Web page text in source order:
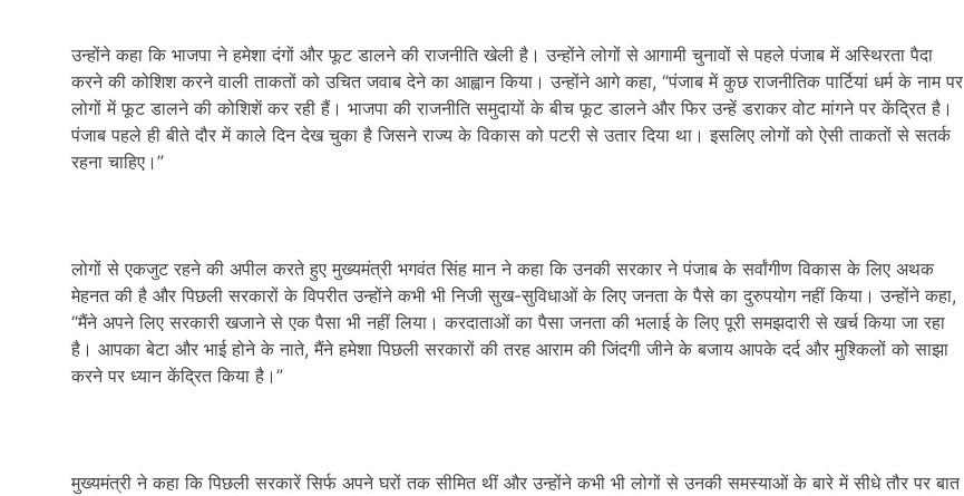
उन्होंने कहा कि भाजपा ने हमेशा दंगों और फूट डालने की राजनीति खेली है। उन्होंने लोगों से आगामी चुनावों से पहले पंजाब में अस्थिरता पैदा
करने की कोशिश करने वाली ताकतों को उचित जवाब देने का आह्वान किया। उन्होंने आगे कहा, “पंजाब में कुछ राजनीतिक पार्टियां धर्म के नाम पर
लोगों में फूट डालने की कोशिशें कर रही हैं। भाजपा की राजनीति समुदायों के बीच फूट डालने और फिर उन्हें डराकर वोट मांगने पर केंद्रित है।
पंजाब पहले ही बीते दौर में काले दिन देख चुका है जिसने राज्य के विकास को पटरी से उतार दिया था। इसलिए लोगों को ऐसी ताकतों से सतर्क
रहना चाहिए।”
लोगों से एकजुट रहने की अपील करते हुए मुख्यमंत्री भगवंत सिंह मान ने कहा कि उनकी सरकार ने पंजाब के सर्वांगीण विकास के लिए अथक
मेहनत की है और पिछली सरकारों के विपरीत उन्होंने कभी भी निजी सुख-सुविधाओं के लिए जनता के पैसे का दुरुपयोग नहीं किया। उन्होंने कहा,
“मैंने अपने लिए सरकारी खजाने से एक पैसा भी नहीं लिया। करदाताओं का पैसा जनता की भलाई के लिए पूरी समझदारी से खर्च किया जा रहा
है। आपका बेटा और भाई होने के नाते, मैंने हमेशा पिछली सरकारों की तरह आराम की जिंदगी जीने के बजाय आपके दर्द और मुश्किलों को साझा
करने पर ध्यान केंद्रित किया है।”
मुख्यमंत्री ने कहा कि पिछली सरकारें सिर्फ अपने घरों तक सीमित थीं और उन्होंने कभी भी लोगों से उनकी समस्याओं के बारे में सीधे तौर पर बात